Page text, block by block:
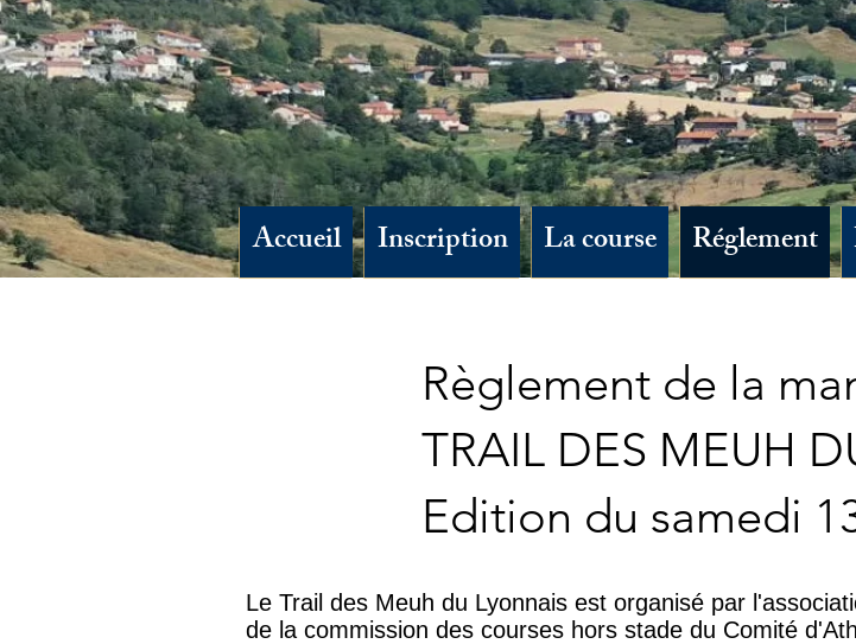
Accueil Inscription La course Réglement
Règlement de la
TRAIL DES MEUH
Edition du samedi
Le Trail des Meuh du Lyonnais est organisé par
de la commission des courses hors stade du Comité